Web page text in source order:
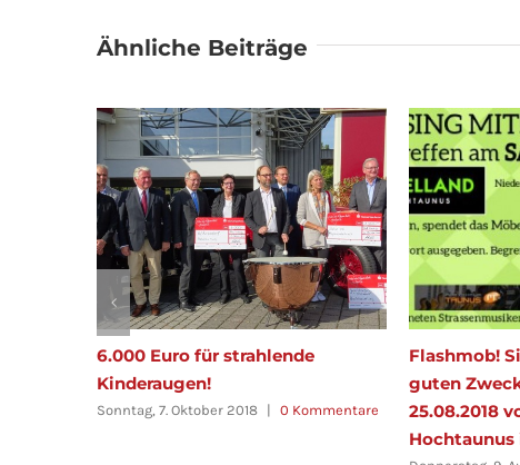
Ähnliche Beiträge
6.000 Euro für strahlende
Kinderaugen!
Sonntag, 7. Oktober 2018 | 0 Kommentare
Flashmob!
guten
25.08.2018
Hochtaunus